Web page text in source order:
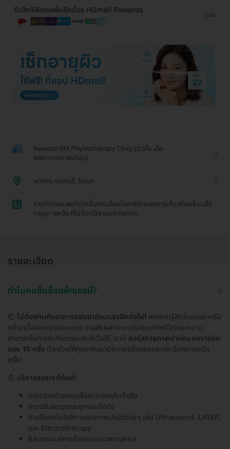
รับสิทธิพิเศษเพิ่มอีกด้วย HDmall Rewards
ดูเพิ่ม
Newton EM Physiotherapy Clinic (นิวตั้น เอ็ม
คลินิกกายภาพบำบัด)
จตุจักร, นนทบุรี, วัฒนา
1
การทำกายภาพบำบัดเป็นทางเลือกในการรักษาอาการเกี่ยวกับกล้ามเนื้อ
กระดูก และข้อ ที่ไม่ต้องใช้ยาและการผ่าตัด
รายละเอียด
ทำไมคนอื่นซื้อแพ็กเกจนี้?
🤕 ไม่ต้องทนกับอาการแขนขาอ่อนแรงอีกต่อไป! หากคุณรู้สึกว่าแขนขาหรือ
กล้ามเนื้อของคุณอ่อนแรง อาจส่งผลกระทบต่อคุณภาพชีวิตและความ
สามารถในการทำกิจกรรมประจำวันได้ เรามี คอร์สกายภาพบำบัดแขนขาอ่อน
แรง 10 ครั้ง ที่จะช่วยให้คุณกลับมามีความแข็งแรงและกระฉับกระเฉงอีก
ครั้ง!
💪 บริการของเราได้แก่:
การตรวจร่างกายเพื่อหาสาเหตุที่แท้จริง
การปรับสมดุลกระดูกและข้อต่อ
การใช้เทคโนโลยีทางกายภาพบำบัดต่างๆ เช่น Ultrasound, LASER,
และ Electrotherapy
โปรแกรมบริหารที่ออกแบบเฉพาะบุคคล